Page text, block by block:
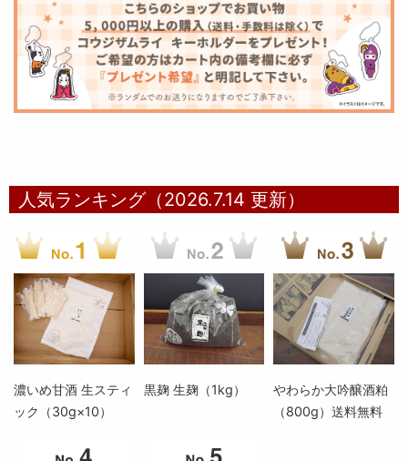
人気ランキング（2026.7.14 更新）
濃いめ甘酒 生スティ
ック（30g×10）
黒麹 生麹（1kg）
やわらか大吟醸酒粕
（800g）送料無料